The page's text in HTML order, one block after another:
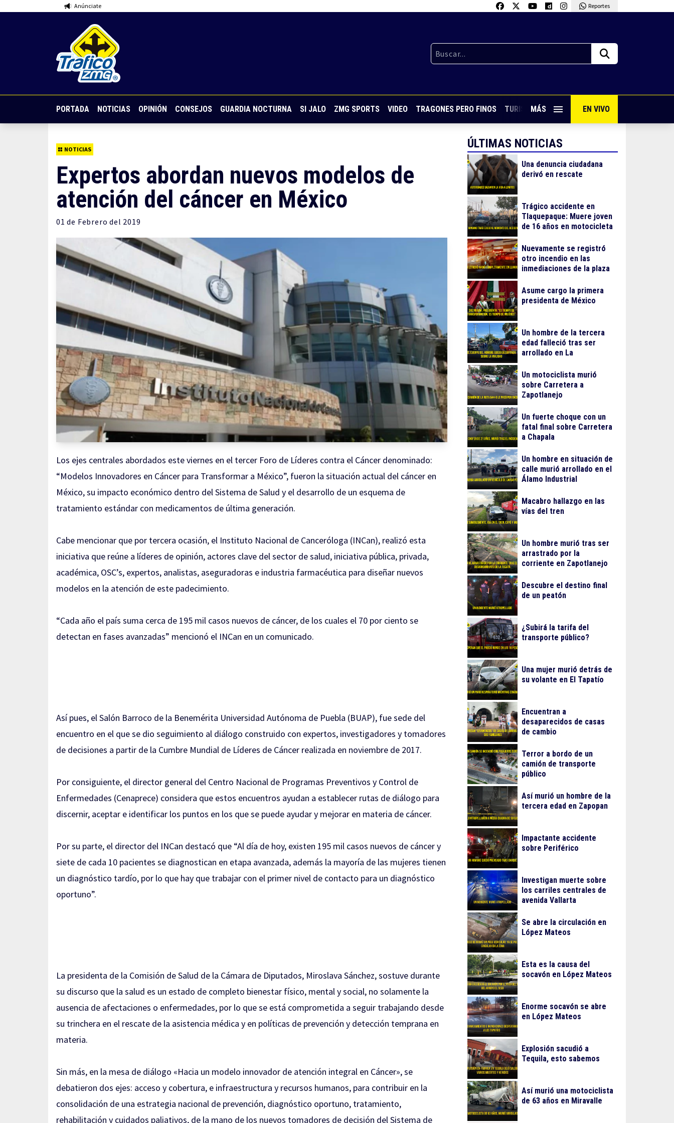
Anúnciate Reportes
PORTADA NOTICIAS OPINIÓN CONSEJOS GUARDIA NOCTURNA SI JALO ZMG SPORTS VIDEO TRAGONES PERO FINOS TURISMO CON SABOR VIVE PUERTO VALLARTA
MÁS EN VIVO
NOTICIAS
Expertos abordan nuevos modelos de
atención del cáncer en México
01 de Febrero del 2019
Los ejes centrales abordados este viernes en el tercer Foro de Líderes contra el Cáncer denominado:
“Modelos Innovadores en Cáncer para Transformar a México”, fueron la situación actual del cáncer en
México, su impacto económico dentro del Sistema de Salud y el desarrollo de un esquema de
tratamiento estándar con medicamentos de última generación.
Cabe mencionar que por tercera ocasión, el Instituto Nacional de Canceróloga (INCan), realizó esta
iniciativa que reúne a líderes de opinión, actores clave del sector de salud, iniciativa pública, privada,
académica, OSC’s, expertos, analistas, aseguradoras e industria farmacéutica para diseñar nuevos
modelos en la atención de este padecimiento.
“Cada año el país suma cerca de 195 mil casos nuevos de cáncer, de los cuales el 70 por ciento se
detectan en fases avanzadas” mencionó el INCan en un comunicado.
Así pues, el Salón Barroco de la Benemérita Universidad Autónoma de Puebla (BUAP), fue sede del
encuentro en el que se dio seguimiento al diálogo construido con expertos, investigadores y tomadores
de decisiones a partir de la Cumbre Mundial de Líderes de Cáncer realizada en noviembre de 2017.
Por consiguiente, el director general del Centro Nacional de Programas Preventivos y Control de
Enfermedades (Cenaprece) considera que estos encuentros ayudan a establecer rutas de diálogo para
discernir, aceptar e identificar los puntos en los que se puede ayudar y mejorar en materia de cáncer.
Por su parte, el director del INCan destacó que “Al día de hoy, existen 195 mil casos nuevos de cáncer y
siete de cada 10 pacientes se diagnostican en etapa avanzada, además la mayoría de las mujeres tienen
un diagnóstico tardío, por lo que hay que trabajar con el primer nivel de contacto para un diagnóstico
oportuno”.
La presidenta de la Comisión de Salud de la Cámara de Diputados, Miroslava Sánchez, sostuve durante
su discurso que la salud es un estado de completo bienestar físico, mental y social, no solamente la
ausencia de afectaciones o enfermedades, por lo que se está comprometida a seguir trabajando desde
su trinchera en el rescate de la asistencia médica y en políticas de prevención y detección temprana en
materia.
Sin más, en la mesa de diálogo «Hacia un modelo innovador de atención integral en Cáncer», se
debatieron dos ejes: acceso y cobertura, e infraestructura y recursos humanos, para contribuir en la
consolidación de una estrategia nacional de prevención, diagnóstico oportuno, tratamiento,
rehabilitación y cuidados paliativos, de la mano de los nuevos tomadores de decisión del Sistema de
ÚLTIMAS NOTICIAS
Una denuncia ciudadana
derivó en rescate
Trágico accidente en
Tlaquepaque: Muere joven
de 16 años en motocicleta
Nuevamente se registró
otro incendio en las
inmediaciones de la plaza
Asume cargo la primera
presidenta de México
Un hombre de la tercera
edad falleció tras ser
arrollado en La
Un motociclista murió
sobre Carretera a
Zapotlanejo
Un fuerte choque con un
fatal final sobre Carretera
a Chapala
Un hombre en situación de
calle murió arrollado en el
Álamo Industrial
Macabro hallazgo en las
vías del tren
Un hombre murió tras ser
arrastrado por la
corriente en Zapotlanejo
Descubre el destino final
de un peatón
¿Subirá la tarifa del
transporte público?
Una mujer murió detrás de
su volante en El Tapatío
Encuentran a
desaparecidos de casas
de cambio
Terror a bordo de un
camión de transporte
público
Así murió un hombre de la
tercera edad en Zapopan
Impactante accidente
sobre Periférico
Investigan muerte sobre
los carriles centrales de
avenida Vallarta
Se abre la circulación en
López Mateos
Esta es la causa del
socavón en López Mateos
Enorme socavón se abre
en López Mateos
Explosión sacudió a
Tequila, esto sabemos
Así murió una motociclista
de 63 años en Miravalle